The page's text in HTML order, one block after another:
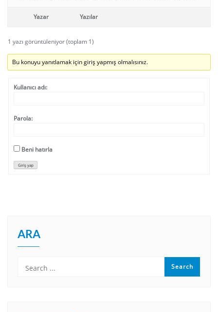
Yazar Yazılar
1 yazı görüntüleniyor (toplam 1)
Bu konuyu yanıtlamak için giriş yapmış olmalısınız.
Kullanıcı adı:
Parola:
Beni hatırla
Giriş yap
ARA